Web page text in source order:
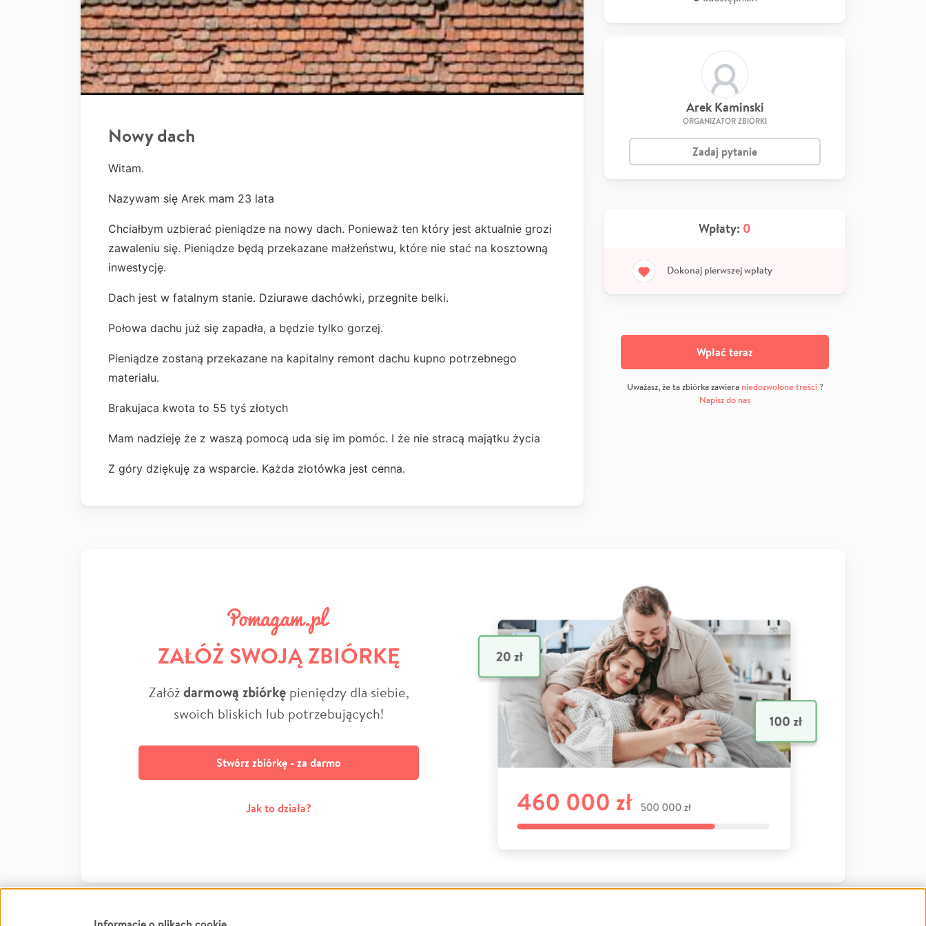
Nowy dach
Witam.
Nazywam się Arek mam 23 lata
Chciałbym uzbierać pieniądze na nowy dach. Ponieważ ten który jest aktualnie grozi
zawaleniu się. Pieniądze będą przekazane małżeństwu, które nie stać na kosztowną
inwestycję.
Dach jest w fatalnym stanie. Dziurawe dachówki, przegnite belki.
Połowa dachu już się zapadła, a będzie tylko gorzej.
Pieniądze zostaną przekazane na kapitalny remont dachu kupno potrzebnego
materiału.
Brakujaca kwota to 55 tyś złotych
Mam nadzieję że z waszą pomocą uda się im pomóc. I że nie stracą majątku życia
Z góry dziękuję za wsparcie. Każda złotówka jest cenna.
Arek Kaminski
ORGANIZATOR ZBIÓRKI
Zadaj pytanie
Wpłaty: 0
Dokonaj pierwszej wpłaty
Wpłać teraz
Uważasz, że ta zbiórka zawiera niedozwolone treści?
Napisz do nas
ZAŁÓŻ SWOJĄ ZBIÓRKĘ
Załóżdarmową zbiórkępieniędzy dla siebie,
swoich bliskich lub potrzebujących!
Stwórz zbiórkę - za darmo
Jak to działa?